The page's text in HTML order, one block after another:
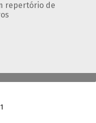
repertório de